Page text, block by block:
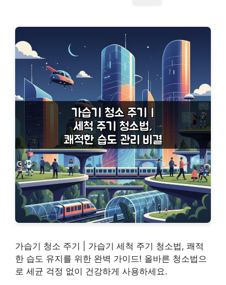
가습기 청소 주기 | 가습기 세척 주기 청소법, 쾌적
한 습도 유지를 위한 완벽 가이드! 올바른 청소법으
로 세균 걱정 없이 건강하게 사용하세요.